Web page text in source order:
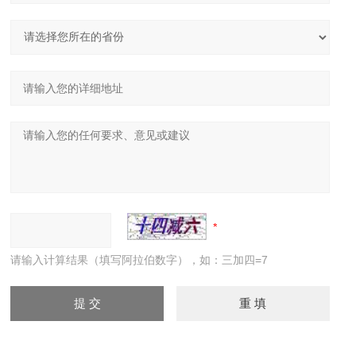
请输入计算结果（填写阿拉伯数字），如：三加四=7